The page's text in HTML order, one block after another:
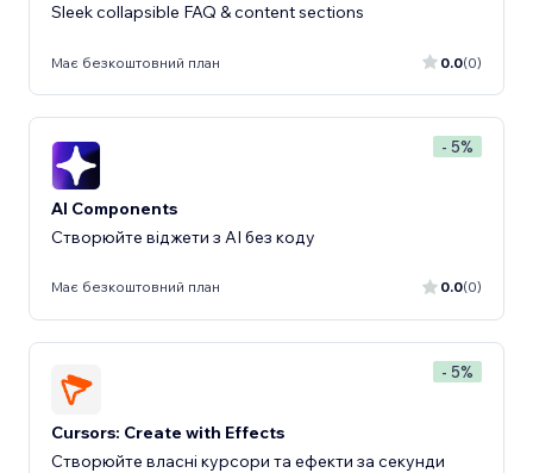
Sleek collapsible FAQ & content sections
Має безкоштовний план 0.0(0)
- 5%
AI Components
Створюйте віджети з AI без коду
Має безкоштовний план 0.0(0)
- 5%
Cursors: Create with Effects
Створюйте власні курсори та ефекти за секунди